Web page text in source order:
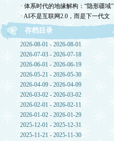
· 体系时代的地缘解构：“隐形疆域”
· AI不是互联网2.0，而是下一代文
存档目录
2026-08-01 - 2026-08-01
2026-07-03 - 2026-07-18
2026-06-01 - 2026-06-19
2026-05-21 - 2026-05-30
2026-04-09 - 2026-04-09
2026-03-02 - 2026-03-02
2026-02-01 - 2026-02-11
2026-01-02 - 2026-01-29
2025-12-01 - 2025-12-31
2025-11-21 - 2025-11-30